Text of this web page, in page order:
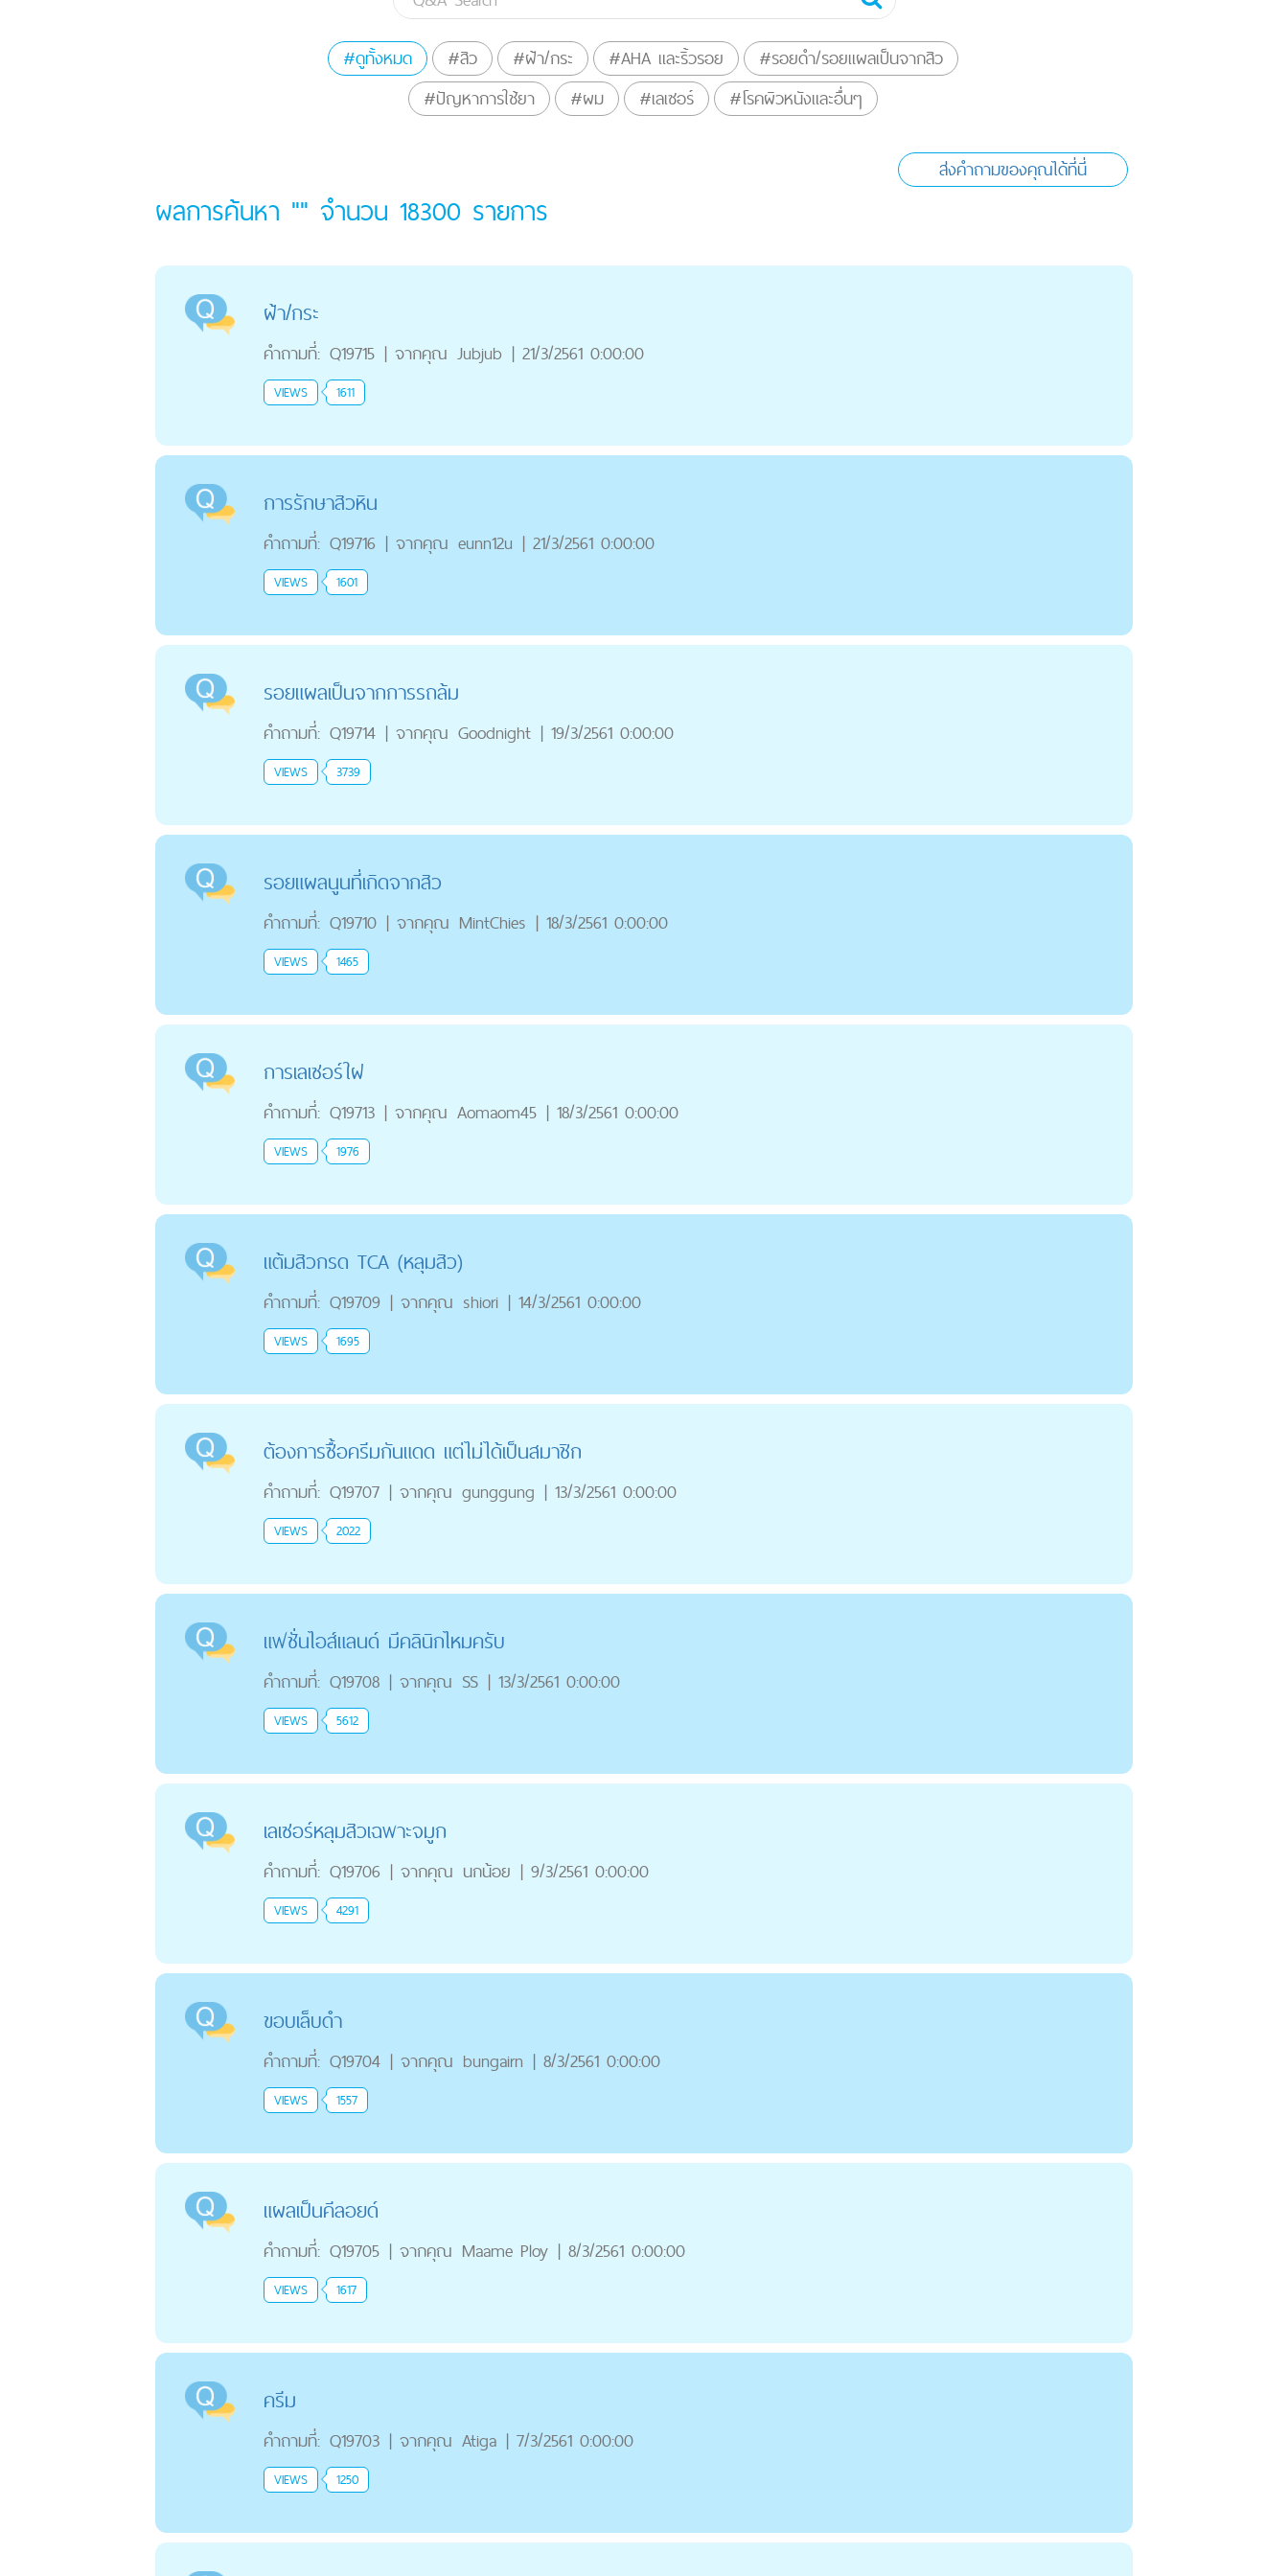
#ดูทั้งหมด #สิว #ฝ้า/กระ #AHA และริ้วรอย
#รอยดำ/รอยแผลเป็นจากสิว
#ปัญหาการใช้ยา
#ผม #เลเซอร์ #โรคผิวหนังและอื่นๆ
ส่งคำถามของคุณได้ที่นี่
ผลการค้นหา "" จำนวน 18300 รายการ
ฝ้า/กระ
คำถามที่: Q19715 | จากคุณ Jubjub | 21/3/2561 0:00:00
VIEWS 1611
การรักษาสิวหิน
คำถามที่: Q19716 | จากคุณ eunn12u | 21/3/2561 0:00:00
VIEWS 1601
รอยแผลเป็นจากการรถล้ม
คำถามที่: Q19714 | จากคุณ Goodnight | 19/3/2561 0:00:00
VIEWS 3739
รอยแผลนูนที่เกิดจากสิว
คำถามที่: Q19710 | จากคุณ MintChies | 18/3/2561 0:00:00
VIEWS 1465
การเลเซอร์ใฝ
คำถามที่: Q19713 | จากคุณ Aomaom45 | 18/3/2561 0:00:00
VIEWS 1976
แต้มสิวกรด TCA (หลุมสิว)
คำถามที่: Q19709 | จากคุณ shiori | 14/3/2561 0:00:00
VIEWS 1695
ต้องการซื้อครีมกันแดด แต่ไม่ได้เป็นสมาชิก
คำถามที่: Q19707 | จากคุณ gunggung | 13/3/2561 0:00:00
VIEWS 2022
แฟชั่นไอส์แลนด์ มีคลินิกไหมครับ
คำถามที่: Q19708 | จากคุณ SS | 13/3/2561 0:00:00
VIEWS 5612
เลเซอร์หลุมสิวเฉพาะจมูก
คำถามที่: Q19706 | จากคุณ นกน้อย | 9/3/2561 0:00:00
VIEWS 4291
ขอบเล็บดำ
คำถามที่: Q19704 | จากคุณ bungairn | 8/3/2561 0:00:00
VIEWS 1557
แผลเป็นคีลอยด์
คำถามที่: Q19705 | จากคุณ Maame Ploy | 8/3/2561 0:00:00
VIEWS 1617
ครีม
คำถามที่: Q19703 | จากคุณ Atiga | 7/3/2561 0:00:00
VIEWS 1250